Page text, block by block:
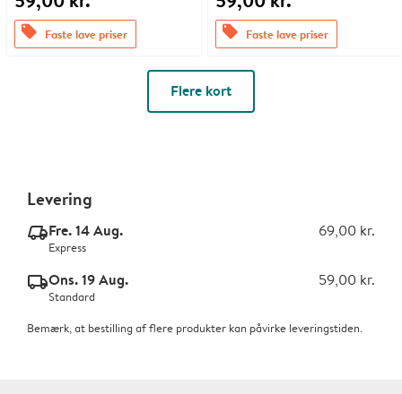
offers Faste lave priser offers Faste lave priser
Flere kort
Levering
delivery_express_v2Fre. 14 Aug. 69,00 kr.
Express
delivery_standard_v2Ons. 19 Aug. 59,00 kr.
Standard
Bemærk, at bestilling af flere produkter kan påvirke leveringstiden.